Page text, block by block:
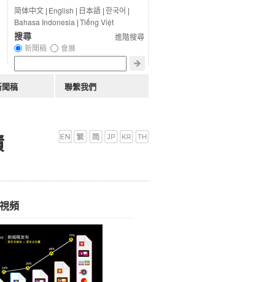
頻
简体中文| English | 日本語|한국어 |
Bahasa Indonesia |Tiếng Việt
進階搜尋
搜尋
新聞稿 會展
稿 聯繫我們